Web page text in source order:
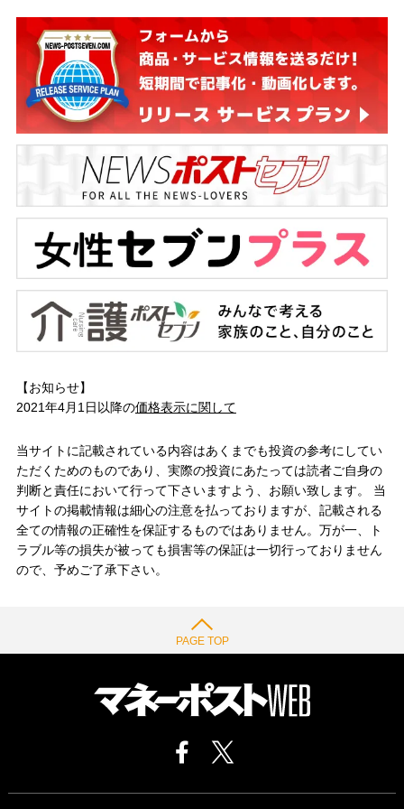
【お知らせ】
2021年4月1日以降の価格表示に関して
当サイトに記載されている内容はあくまでも投資の参考にしてい
ただくためのものであり、実際の投資にあたっては読者ご自身の
判断と責任において行って下さいますよう、お願い致します。 当
サイトの掲載情報は細心の注意を払っておりますが、記載される
全ての情報の正確性を保証するものではありません。万が一、ト
ラブル等の損失が被っても損害等の保証は一切行っておりません
ので、予めご了承下さい。
PAGE TOP